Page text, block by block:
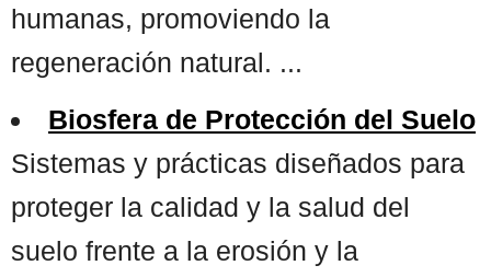
humanas, promoviendo la
regeneración natural. ...
Biosfera de Protección del Suelo
Sistemas y prácticas diseñados para
proteger la calidad y la salud del
suelo frente a la erosión y la